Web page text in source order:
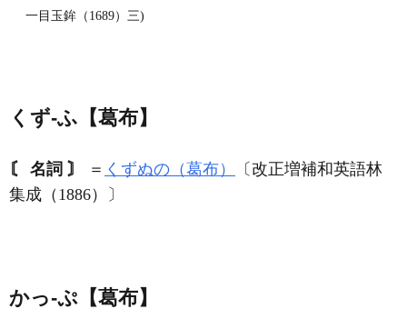
一目玉鉾（1689）三)
くず‐ふ【葛布】
〘 名詞 〙 ＝ くずぬの（葛布）
〔改正増補和英語林
集成（1886）〕
かっ‐ぷ【葛布】